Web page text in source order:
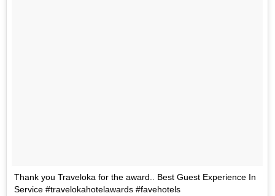
Thank you Traveloka for the award.. Best Guest Experience In
Service #travelokahotelawards #favehotels